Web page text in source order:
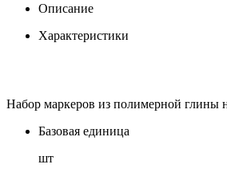
Описание
Характеристики
Набор маркеров из полимерной глины
Базовая единица
шт